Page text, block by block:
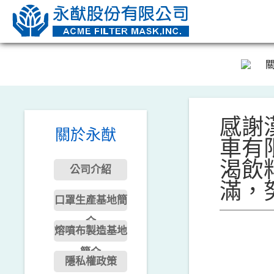
關於永猷
公司介紹
口罩生產基地簡
介
熔噴布製造基地
簡介
隱私權政策
感謝
車有
渴飲
滿，